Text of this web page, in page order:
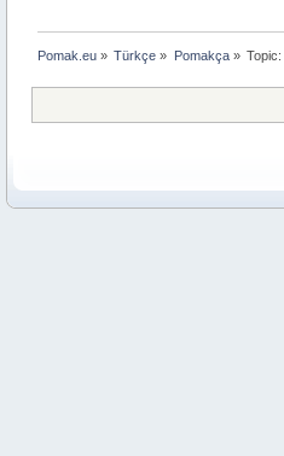
Pomak.eu » Türkçe » Pomakça» Topic: